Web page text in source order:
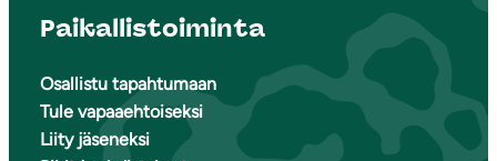
Paikallistoiminta
Osallistu tapahtumaan
Tule vapaaehtoiseksi
Liity jäseneksi